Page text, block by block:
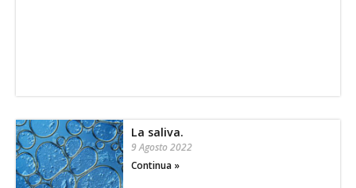
La saliva.
9 Agosto 2022
Continua »